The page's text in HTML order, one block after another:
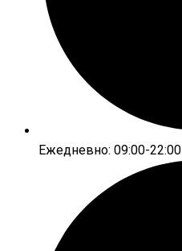
Ежедневно: 09:00-22:00